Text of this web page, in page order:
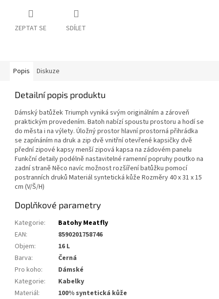
ZEPTAT SE SDÍLET
Popis Diskuze
Detailní popis produktu
Dámský batůžek Triumph vyniká svým originálním a zároveň
praktickým provedením. Batoh nabízí spoustu prostoru a hodí se
do města i na výlety. Úložný prostor hlavní prostorná přihrádka
se zapínáním na druk a zip dvě vnitřní otevřené kapsičky dvě
přední zipové kapsy menší zipová kapsa na zádovém panelu
Funkční detaily podélně nastavitelné ramenní popruhy poutko na
zadní straně Něco navíc možnost rozšíření batůžku pomocí
postranních druků Materiál syntetická kůže Rozměry 40 x 31 x 15
cm (V/Š/H)
Doplňkové parametry
Kategorie:
Batohy Meatfly
EAN:
8590201758746
Objem:
16 L
Barva:
Černá
Pro koho:
Dámské
Kategorie:
Kabelky
Materiál:
100% syntetická kůže